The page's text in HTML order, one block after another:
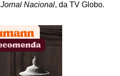
Jornal Nacional, da TV Globo.